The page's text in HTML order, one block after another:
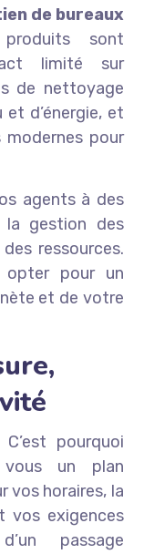
de bureaux
sont
limité sur
de nettoyage
d’énergie, et
pour
agents à des
la gestion des
ressources.
opter pour un
et de votre
pourquoi
un plan
vos horaires, la
vos exigences
passage